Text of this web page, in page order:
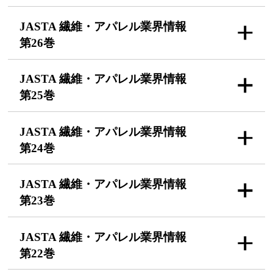
JASTA 繊維・アパレル業界情報
第26巻
JASTA 繊維・アパレル業界情報
第25巻
JASTA 繊維・アパレル業界情報
第24巻
JASTA 繊維・アパレル業界情報
第23巻
JASTA 繊維・アパレル業界情報
第22巻